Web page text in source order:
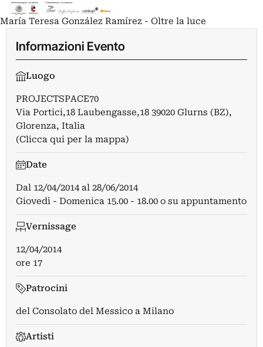
María Teresa González Ramírez - Oltre la luce
Informazioni Evento
Luogo
PROJECTSPACE70
Via Portici,18 Laubengasse,18 39020 Glurns (BZ),
Glorenza, Italia
(Clicca qui per la mappa)
Date
Dal 12/04/2014al 28/06/2014
Giovedì - Domenica 15.00 - 18.00 o su appuntamento
Vernissage
12/04/2014
ore 17
Patrocini
del Consolato del Messico a Milano
Artisti